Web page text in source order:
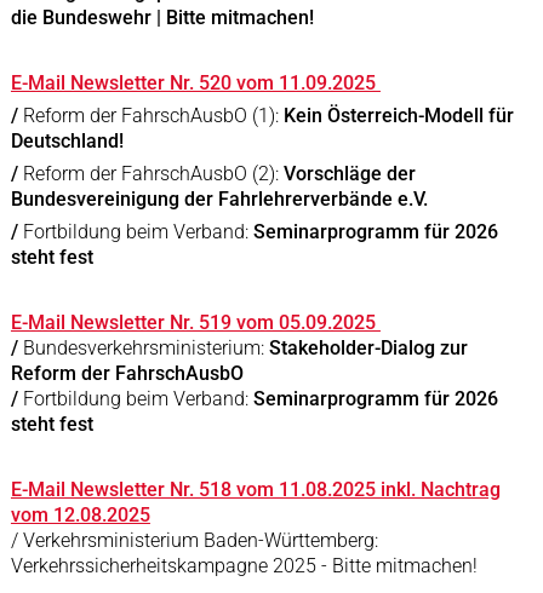
die Bundeswehr | Bitte mitmachen!
E-Mail Newsletter Nr. 520 vom 11.09.2025
/ Reform der FahrschAusbO (1): Kein Österreich-Modell für
Deutschland!
/ Reform der FahrschAusbO (2): Vorschläge der
Bundesvereinigung der Fahrlehrerverbände e.V.
/ Fortbildung beim Verband:Seminarprogramm für 2026
steht fest
E-Mail Newsletter Nr. 519 vom 05.09.2025
/ Bundesverkehrsministerium: Stakeholder-Dialog zur
Reform der FahrschAusbO
/ Fortbildung beim Verband: Seminarprogramm für 2026
steht fest
E-Mail Newsletter Nr. 518 vom 11.08.2025 inkl. Nachtrag
vom 12.08.2025
/ Verkehrsministerium Baden-Württemberg:
Verkehrssicherheitskampagne 2025 - Bitte mitmachen!